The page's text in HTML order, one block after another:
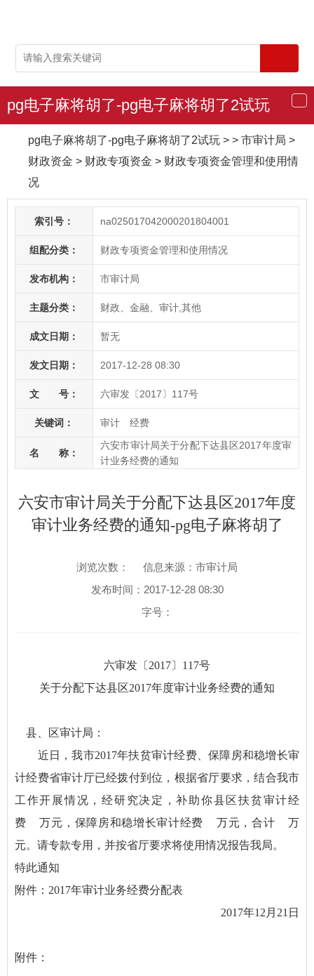
导
航
pg电子麻将胡了-pg电子麻将胡了2试玩
pg电子麻将胡了-pg电子麻将胡了2试玩 > > 市审计局 >
财政资金 > 财政专项资金 > 财政专项资金管理和使用情
况
索引号： na025017042000201804001
组配分类： 财政专项资金管理和使用情况
发布机构： 市审计局
主题分类： 财政、金融、审计,其他
成文日期： 暂无
发文日期： 2017-12-28 08:30
文 号： 六审发〔2017〕117号
关键词： 审计 经费
名 称：
六安市审计局关于分配下达县区2017年度审
计业务经费的通知
六安市审计局关于分配下达县区2017年度
审计业务经费的通知-pg电子麻将胡了
浏览次数：
信息来源：市审计局
发布时间：2017-12-28 08:30
字号：
六审发〔2017〕117号
关于分配下达县区2017年度审计业务经费的通知
县、区审计局：
近日，我市2017年扶贫审计经费、保障房和稳增长审
计经费省审计厅已经拨付到位，根据省厅要求，结合我市
工作开展情况，经研究决定，补助你县区扶贫审计经
费 万元，保障房和稳增长审计经费 万元，合计 万
元。请专款专用，并按省厅要求将使用情况报告我局。
特此通知
附件：2017年审计业务经费分配表
2017年12月21日
附件：